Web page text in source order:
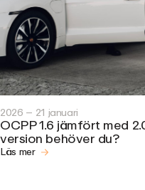
2026 – 21 januari
OCPP 1.6 jämfört med
version behöver du?
Läs mer